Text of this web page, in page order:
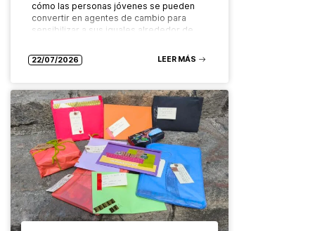
cómo las personas jóvenes se pueden
convertir en agentes de cambio para
sensibilizar a sus iguales alrededor de…
22/07/2026 LEER MÁS